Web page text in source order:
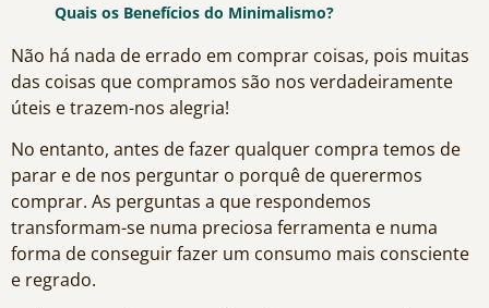
Quais os Benefícios do Minimalismo?
Não há nada de errado em comprar coisas, pois muitas
das coisas que compramos são nos verdadeiramente
úteis e trazem-nos alegria!
No entanto, antes de fazer qualquer compra temos de
parar e de nos perguntar o porquê de querermos
comprar. As perguntas a que respondemos
transformam-se numa preciosa ferramenta e numa
forma de conseguir fazer um consumo mais consciente
e regrado.